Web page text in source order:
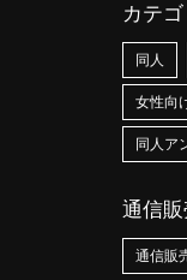
カテ
同人
女性向
同人ア
通信販
通信販